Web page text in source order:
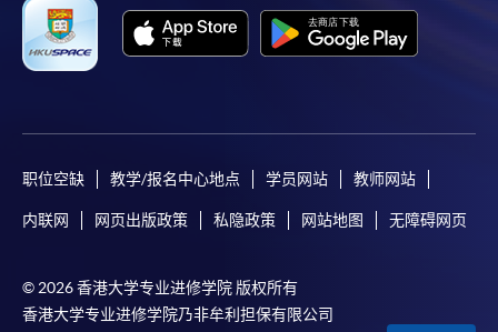
职位空缺 教学/报名中心地点 学员网站 教师网站
内联网 网页出版政策 私隐政策 网站地图 无障碍网页
© 2026 香港大学专业进修学院 版权所有
香港大学专业进修学院乃非牟利担保有限公司